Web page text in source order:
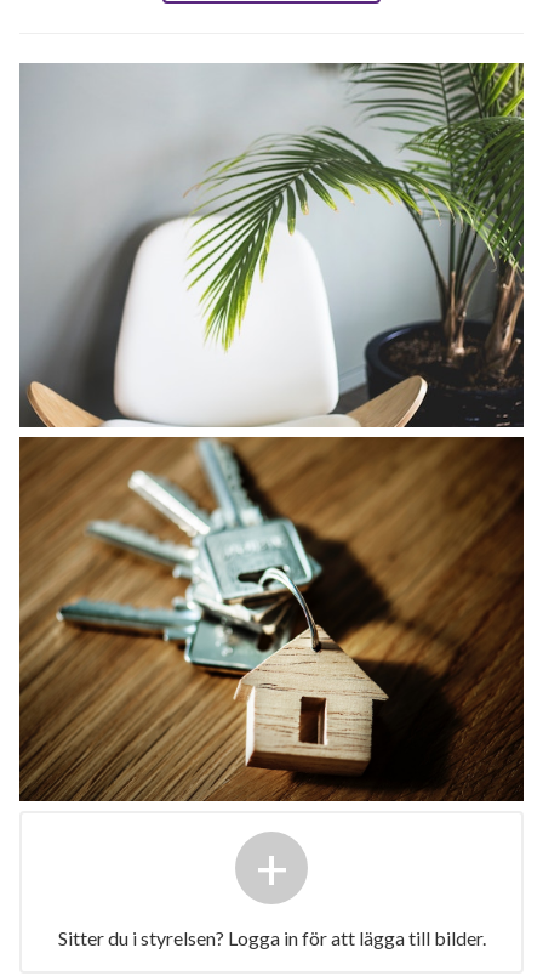
+
Sitter du i styrelsen? Logga in för att lägga till bilder.